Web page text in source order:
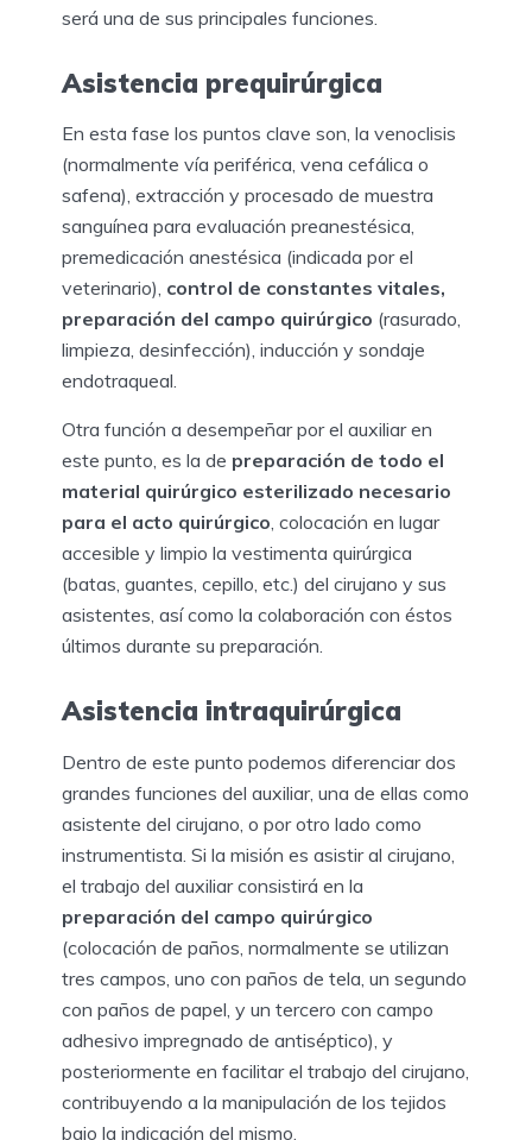
será una de sus principales funciones.
Asistencia prequirúrgica
En esta fase los puntos clave son, la venoclisis
(normalmente vía periférica, vena cefálica o
safena), extracción y procesado de muestra
sanguínea para evaluación preanestésica,
premedicación anestésica (indicada por el
veterinario), control de constantes vitales,
preparación del campo quirúrgico (rasurado,
limpieza, desinfección), inducción y sondaje
endotraqueal.
Otra función a desempeñar por el auxiliar en
este punto, es la de preparación de todo el
material quirúrgico esterilizado necesario
para el acto quirúrgico, colocación en lugar
accesible y limpio la vestimenta quirúrgica
(batas, guantes, cepillo, etc.) del cirujano y sus
asistentes, así como la colaboración con éstos
últimos durante su preparación.
Asistencia intraquirúrgica
Dentro de este punto podemos diferenciar dos
grandes funciones del auxiliar, una de ellas como
asistente del cirujano, o por otro lado como
instrumentista. Si la misión es asistir al cirujano,
el trabajo del auxiliar consistirá en la
preparación del campo quirúrgico
(colocación de paños, normalmente se utilizan
tres campos, uno con paños de tela, un segundo
con paños de papel, y un tercero con campo
adhesivo impregnado de antiséptico), y
posteriormente en facilitar el trabajo del cirujano,
contribuyendo a la manipulación de los tejidos
bajo la indicación del mismo.